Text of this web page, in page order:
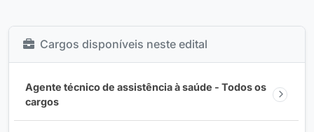
Cargos disponíveis neste edital
Agente técnico de assistência à saúde - Todos os
cargos